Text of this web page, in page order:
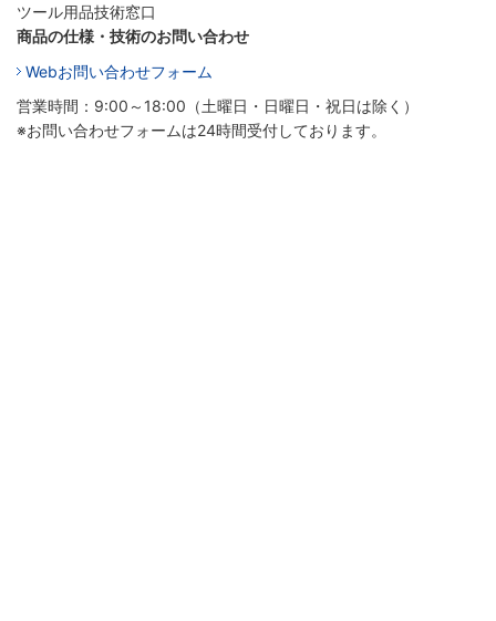
ツール用品技術窓口
商品の仕様・技術のお問い合わせ
Webお問い合わせフォーム
営業時間：9:00～18:00（土曜日・日曜日・祝日は除く）
※お問い合わせフォームは24時間受付しております。